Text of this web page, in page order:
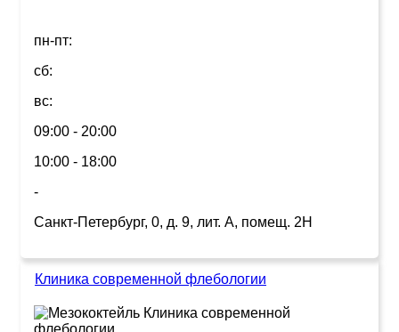
пн-пт:
сб:
вс:
09:00 - 20:00
10:00 - 18:00
-
Санкт-Петербург, 0, д. 9, лит. А, помещ. 2Н
Клиника современной флебологии